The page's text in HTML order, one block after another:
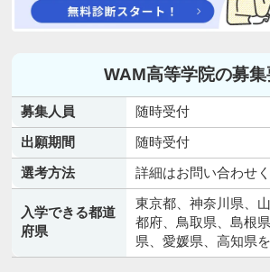
WAM高等学院の募
募集人員
随時受付
出願期間
随時受付
選考方法
詳細はお問い合わせく
入学できる都道
府県
東京都、神奈川県、
都府、鳥取県、島根
県、愛媛県、高知県